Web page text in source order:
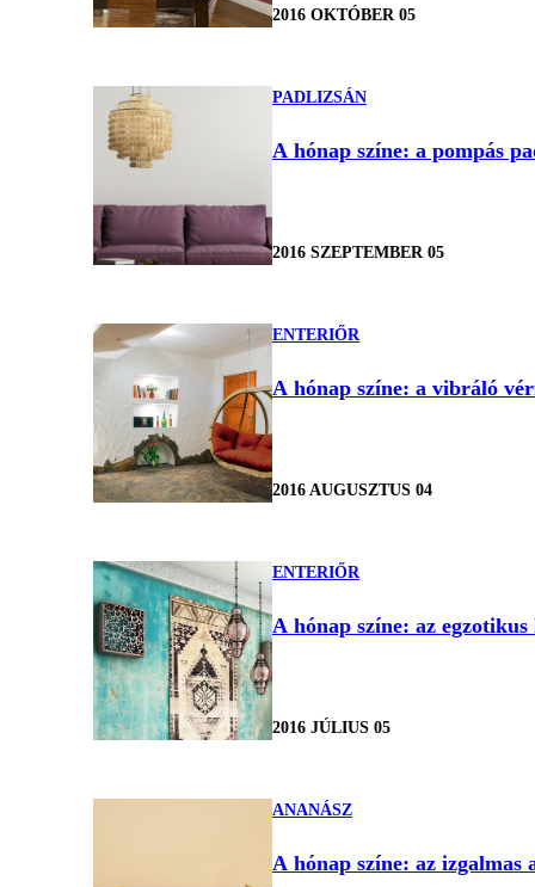
2016 OKTÓBER 05
PADLIZSÁN
A hónap színe: a pompás
2016 SZEPTEMBER 05
ENTERIŐR
A hónap színe: a vibráló
2016 AUGUSZTUS 04
ENTERIŐR
A hónap színe: az
2016 JÚLIUS 05
ANANÁSZ
A hónap színe: az izgalmas